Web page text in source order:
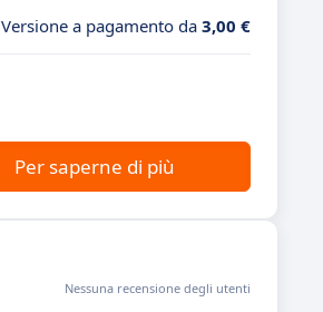
Versione a pagamento da 3,00 €
Per saperne di più
Nessuna recensione degli utenti